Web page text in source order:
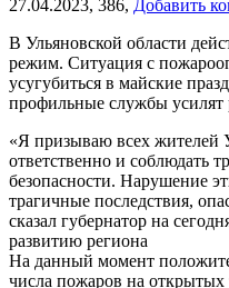
27.04.2023, 386, Добавить
В Ульяновской области
режим. Ситуация с
усугубиться в майские
профильные службы усилят
«Я призываю всех жителей
ответственно и соблюдать
безопасности. Нарушение
трагичные последствия,
сказал губернатор на
развитию региона
На данный момент
числа пожаров на открытых